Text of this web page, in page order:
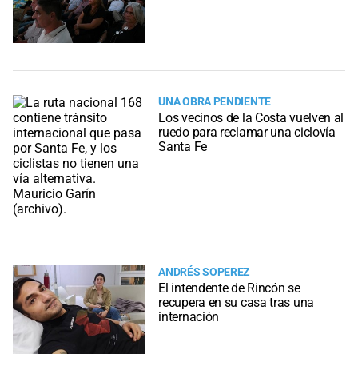
UNA OBRA PENDIENTE
Los vecinos de la Costa vuelven al
ruedo para reclamar una ciclovía
Santa Fe
ANDRÉS SOPEREZ
El intendente de Rincón se
recupera en su casa tras una
internación